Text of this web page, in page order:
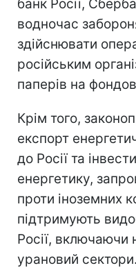
банк Росії,
водночас
здійснювати
російським
паперів на
Крім того,
експорт
до Росії та
енергетику,
проти іноземних
підтримують
Росії, включаючи
урановий сектори.